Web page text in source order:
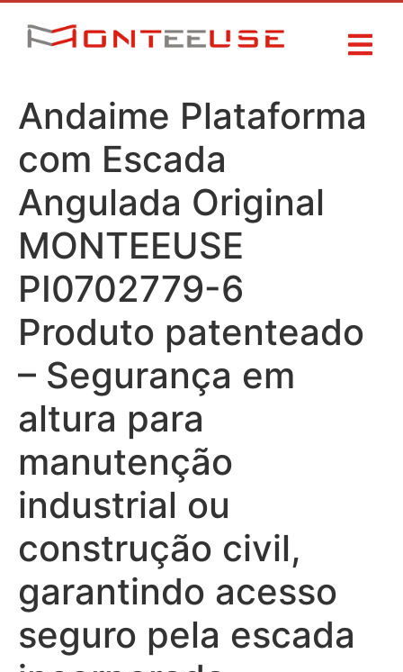
Andaime Plataforma
com Escada
Angulada Original
MONTEEUSE
PI0702779-6
Produto patenteado
– Segurança em
altura para
manutenção
industrial ou
construção civil,
garantindo acesso
seguro pela escada